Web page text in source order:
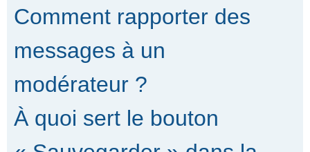
Comment rapporter des
messages à un
modérateur ?
À quoi sert le bouton